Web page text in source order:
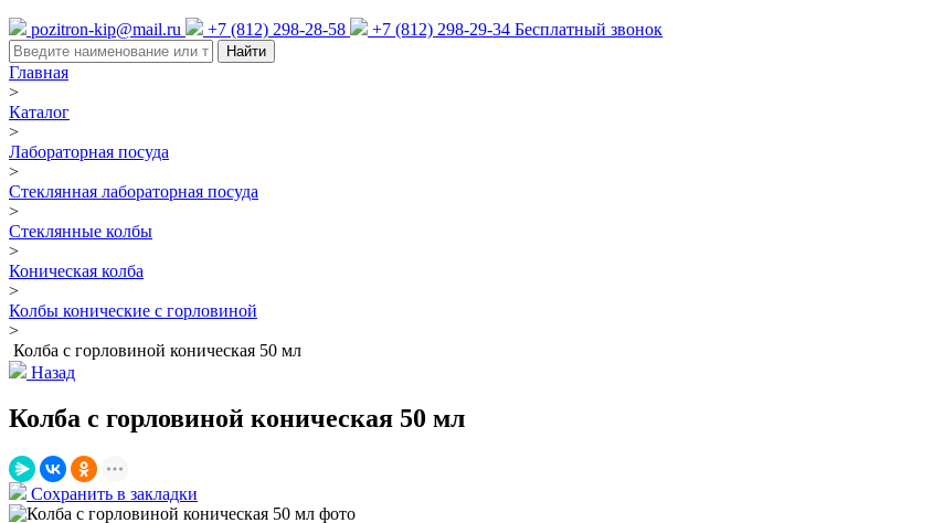
pozitron-kip@mail.ru +7 (812) 298-28-58 +7 (812) 298-29-34 Бесплатный звонок
Найти
Главная
>
Каталог
>
Лабораторная посуда
>
Стеклянная лабораторная посуда
>
Стеклянные колбы
>
Коническая колба
>
Колбы конические с горловиной
>
Колба с горловиной коническая 50 мл
Назад
Колба с горловиной коническая 50 мл
Сохранить в закладки